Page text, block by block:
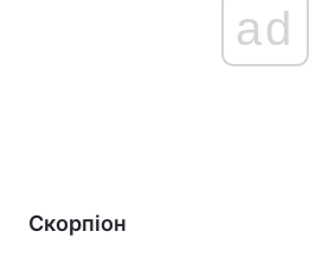
ad
Скорпіон